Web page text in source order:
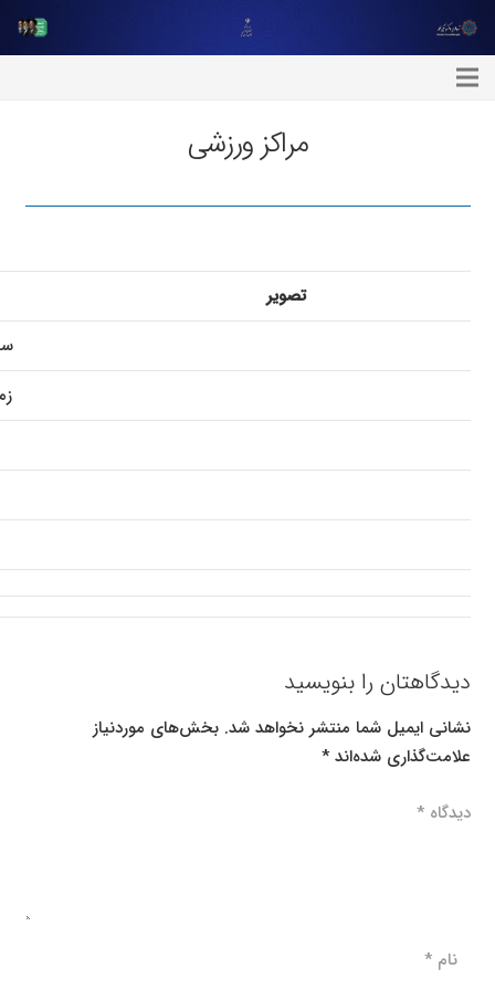
مراکز ورزشی
تصویر
دیدگاهتان را بنویسید
نشانی ایمیل شما منتشر نخواهد شد. بخش‌های موردنیاز
علامت‌گذاری شده‌اند*